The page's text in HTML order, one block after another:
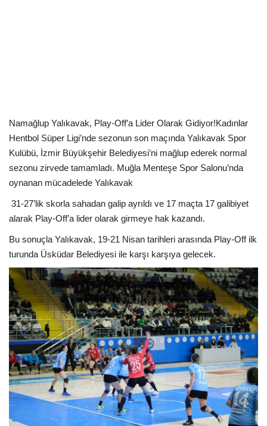
Namağlup Yalıkavak, Play-Off’a Lider Olarak Gidiyor!Kadınlar
Hentbol Süper Ligi’nde sezonun son maçında Yalıkavak Spor
Kulübü, İzmir Büyükşehir Belediyesi’ni mağlup ederek normal
sezonu zirvede tamamladı. Muğla Menteşe Spor Salonu’nda
oynanan mücadelede Yalıkavak
31-27’lik skorla sahadan galip ayrıldı ve 17 maçta 17 galibiyet
alarak Play-Off’a lider olarak girmeye hak kazandı.
Bu sonuçla Yalıkavak, 19-21 Nisan tarihleri arasında Play-Off ilk
turunda Üsküdar Belediyesi ile karşı karşıya gelecek.